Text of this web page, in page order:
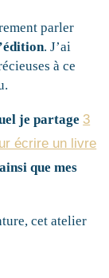
parler
. J’ai
à ce
je partage 3
écrire un livre
ainsi que mes
cet atelier